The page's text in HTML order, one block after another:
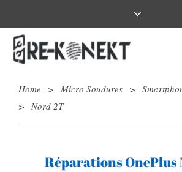
Home > Micro Soudures >
> Nord 2T
Réparations OnePlus